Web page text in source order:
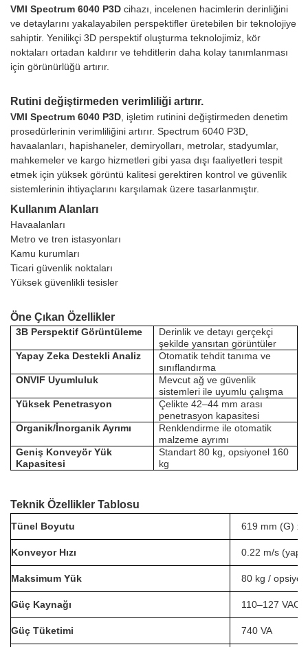
VMI Spectrum 6040 P3D cihazı, incelenen hacimlerin derinliğini
ve detaylarını yakalayabilen perspektifler üretebilen bir teknolojiye
sahiptir. Yenilikçi 3D perspektif oluşturma teknolojimiz, kör
noktaları ortadan kaldırır ve tehditlerin daha kolay tanımlanması
için görünürlüğü artırır.
Rutini değiştirmeden verimliliği artırır.
VMI Spectrum 6040 P3D , işletim rutinini değiştirmeden denetim
prosedürlerinin verimliliğini artırır. Spectrum 6040 P3D,
havaalanları, hapishaneler, demiryolları, metrolar, stadyumlar,
mahkemeler ve kargo hizmetleri gibi yasa dışı faaliyetleri tespit
etmek için yüksek görüntü kalitesi gerektiren kontrol ve güvenlik
sistemlerinin ihtiyaçlarını karşılamak üzere tasarlanmıştır.
Kullanım Alanları
Havaalanları
Metro ve tren istasyonları
Kamu kurumları
Ticari güvenlik noktaları
Yüksek güvenlikli tesisler
Öne Çıkan Özellikler
3B Perspektif Görüntüleme
Derinlik ve detayı gerçekçi
şekilde yansıtan görüntüler
Yapay Zeka Destekli Analiz
Otomatik tehdit tanıma ve
sınıflandırma
ONVIF Uyumluluk
Mevcut ağ ve güvenlik
sistemleri ile uyumlu çalışma
Yüksek Penetrasyon
Çelikte 42–44 mm arası
penetrasyon kapasitesi
Organik/İnorganik Ayrımı
Renklendirme ile otomatik
malzeme ayrımı
Geniş Konveyör Yük
Kapasitesi
Standart 80 kg, opsiyonel 160
kg
Teknik Özellikler Tablosu
Tünel Boyutu 619 mm (G) x
Konveyor Hızı 0.22 m/s
Maksimum Yük 80 kg /
Güç Kaynağı 110–127 VAC
Güç Tüketimi 740 VA